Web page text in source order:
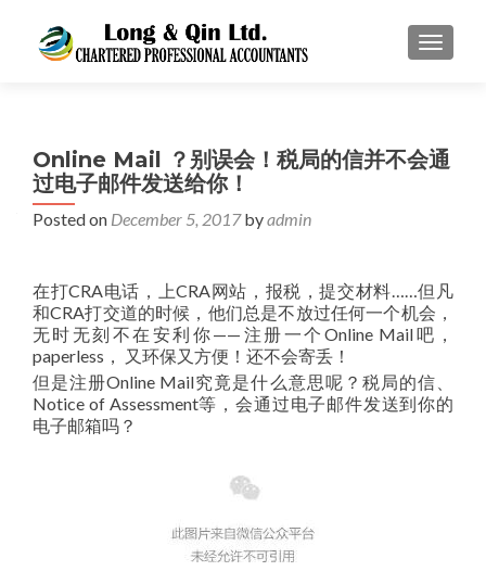
Online Mail ？别误会！税局的信并不会通
过电子邮件发送给你！
Posted on December 5, 2017byadmin
在打CRA电话，上CRA网站，报税，提交材料……但凡
和CRA打交道的时候，他们总是不放过任何一个机会，
无时无刻不在安利你——注册一个Online Mail吧，
paperless， 又环保又方便！还不会寄丢！
但是注册Online Mail究竟是什么意思呢？税局的信、
Notice of Assessment等，会通过电子邮件发送到你的
电子邮箱吗？